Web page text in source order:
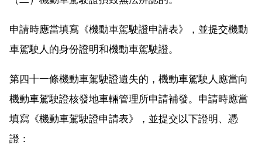
申請時應當填寫《機動車駕駛證申請表》，並提交機動
車駕駛人的身份證明和機動車駕駛證。
第四十一條機動車駕駛證遺失的，機動車駕駛人應當向
機動車駕駛證核發地車輛管理所申請補發。申請時應當
填寫《機動車駕駛證申請表》，並提交以下證明、憑
證：